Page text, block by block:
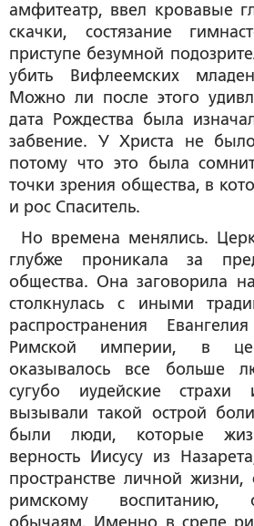
амфитеатр, ввел кровавые
скачки, состязание
приступе безумной
убить Вифлеемских
Можно ли после этого
дата Рождества была
забвение. У Христа не
потому что это была
точки зрения общества, в
и рос Спаситель.
Но времена менялись.
глубже проникала за
общества. Она заговорила
столкнулась с иными
распространения
Римской империи, в
оказывалось все больше
сугубо иудейские
вызывали такой острой
были люди, которые
верность Иисусу из
пространстве личной жизни,
римскому воспитанию,
обычаям. Именно в среде